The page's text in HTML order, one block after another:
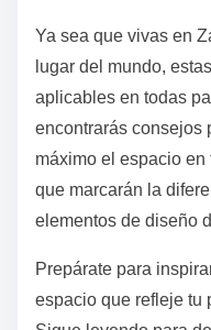
Ya sea que vivas en
lugar del mundo,
aplicables en todas
encontrarás consejos
máximo el espacio
que marcarán la
elementos de diseño
Prepárate para
espacio que refleje tu